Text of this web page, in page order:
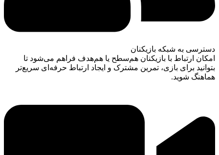
دسترسی به شبکه بازیکنان
امکان ارتباط با بازیکنان هم‌سطح یا هم‌هدف فراهم می‌شود تا
بتوانید برای بازی، تمرین مشترک و ایجاد ارتباط حرفه‌ای سریع‌تر
هماهنگ شوید.